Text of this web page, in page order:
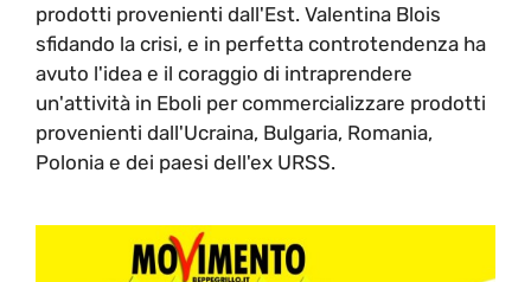
prodotti provenienti dall'Est. Valentina Blois
sfidando la crisi, e in perfetta controtendenza ha
avuto l'idea e il coraggio di intraprendere
un'attività in Eboli per commercializzare prodotti
provenienti dall'Ucraina, Bulgaria, Romania,
Polonia e dei paesi dell'ex URSS.